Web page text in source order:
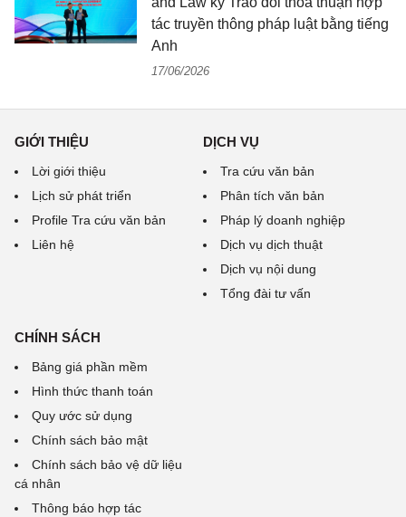
tác truyền thông pháp luật bằng tiếng
Anh
17/06/2026
GIỚI THIỆU
Lời giới thiệu
Lịch sử phát triển
Profile Tra cứu văn bản
Liên hệ
DỊCH VỤ
Tra cứu văn bản
Phân tích văn bản
Pháp lý doanh nghiệp
Dịch vụ dịch thuật
Dịch vụ nội dung
Tổng đài tư vấn
CHÍNH SÁCH
Bảng giá phần mềm
Hình thức thanh toán
Quy ước sử dụng
Chính sách bảo mật
Chính sách bảo vệ dữ liệu
cá nhân
Thông báo hợp tác